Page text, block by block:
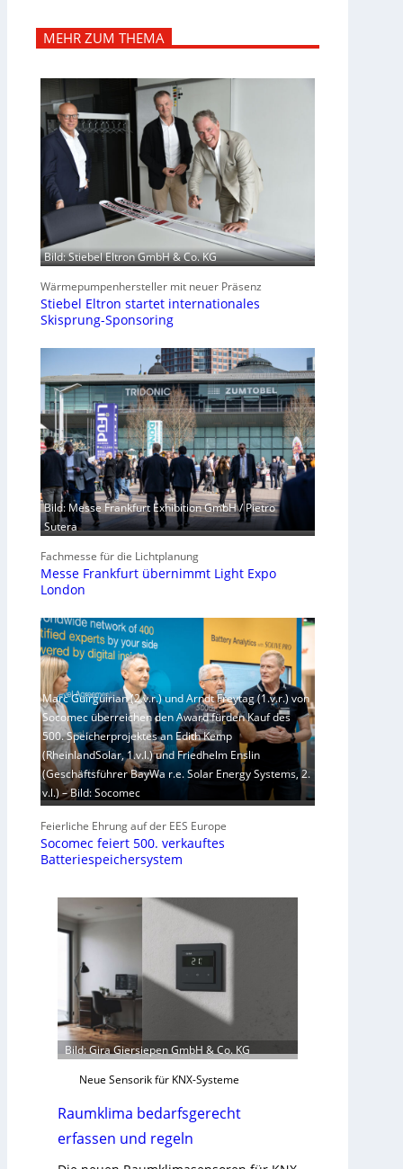
MEHR ZUM THEMA
Bild: Stiebel Eltron GmbH & Co. KG
Wärmepumpenhersteller mit neuer Präsenz
Stiebel Eltron startet internationales
Skisprung-Sponsoring
Bild: Messe Frankfurt Exhibition GmbH / Pietro
Sutera
Fachmesse für die Lichtplanung
Messe Frankfurt übernimmt Light Expo
London
Marc Guirguirian (2.v.r.) und Arndt Freytag (1.v.r.) von
Socomec überreichen den Award fürden Kauf des
500. Speicherprojektes an Edith Kemp
(RheinlandSolar, 1.v.l.) und Friedhelm Enslin
(Geschäftsführer BayWa r.e. Solar Energy Systems, 2.
v.l.) – Bild: Socomec
Feierliche Ehrung auf der EES Europe
Socomec feiert 500. verkauftes
Batteriespeichersystem
Bild: Gira Giersiepen GmbH & Co. KG
Neue Sensorik für KNX-Systeme
Raumklima bedarfsgerecht
erfassen und regeln